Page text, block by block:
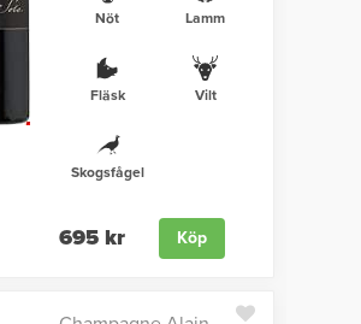
Nöt Lamm
Fläsk Vilt
Skogsfågel
695 kr Köp